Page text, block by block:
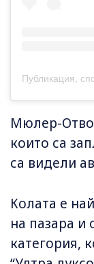
Мюлер-
които са
са видели
Колата е
на пазара и
категория,